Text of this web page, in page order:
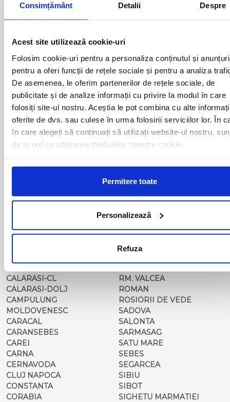
Consimțământ Detalii Despre
Acest site utilizează cookie-uri
Folosim cookie-uri pentru a personaliza conținutul și
pentru a oferi funcții de rețele sociale și pentru a analiza
De asemenea, le oferim partenerilor de rețele sociale, de
publicitate și de analize informații cu privire la modul în care
folosiți site-ul nostru. Aceștia le pot combina cu alte
oferite de dvs. sau culese în urma folosirii serviciilor lor. În
în care alegeți să continuați să utilizați website-ul nostru,
de acord cu utilizarea modulelor noastre cookie.
Permitere toate
Personalizează
Refuza
ADJUD
AIUD
ALESD
ARAD
BACAU
BAIA MARE
BAILE HERCULANE
BAILESTI
BALS-IS
BALS-OT
BARLAD
BECLEAN
BLAJ
BRASOV
CALARASI-CL
CALARASI-DOLJ
CAMPULUNG
MOLDOVENESC
CARACAL
CARANSEBES
CAREI
CARNA
CERNAVODA
CLUJ NAPOCA
CONSTANTA
CORABIA
MAGLAVIT
MEDGIDIA
MIZIL
MOTCA
NUSFALAU
OLTENITA
ONESTI
ORADEA
ORSOVA
PASCANI
PERICEI
PERISOR
PISCU VECHI
PLOIESTI
PODARI
RADOVAN
RAST
RM. VALCEA
ROMAN
ROSIORII DE VEDE
SADOVA
SALONTA
SARMASAG
SATU MARE
SEBES
SEGARCEA
SIBIU
SIBOT
SIGHETU MARMATIEI